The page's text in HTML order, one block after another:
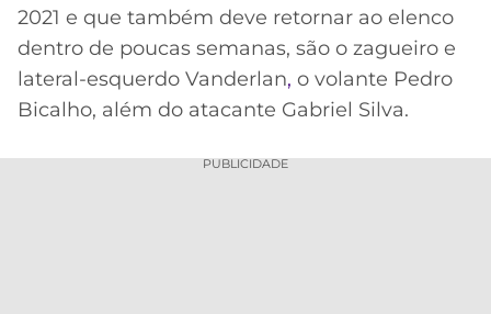
2021 e que também deve retornar ao elenco
dentro de poucas semanas, são o zagueiro e
lateral-esquerdo Vanderlan, o volante Pedro
Bicalho, além do atacante Gabriel Silva.
PUBLICIDADE